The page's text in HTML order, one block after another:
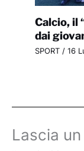
Calcio, il
dai
SPORT/ 16
Lascia